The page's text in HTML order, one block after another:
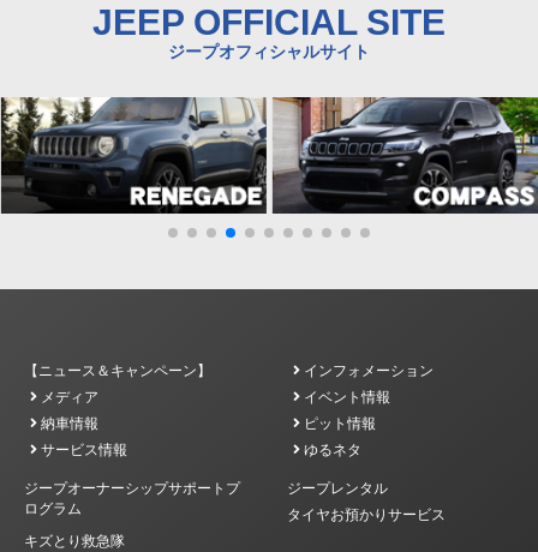
JEEP OFFICIAL SITE
ジープオフィシャルサイト
【ニュース＆キャンペーン】
インフォメーション
メディア
イベント情報
納車情報
ピット情報
サービス情報
ゆるネタ
ジープオーナーシップサポートプ
ログラム
ジープレンタル
タイヤお預かりサービス
キズとり救急隊